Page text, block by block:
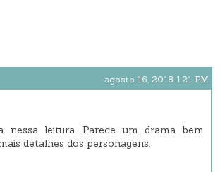
agosto 16, 2018 1:21 PM
nessa leitura. Parece um drama bem
detalhes dos personagens.